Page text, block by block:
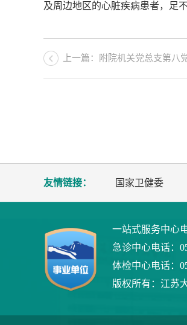
及周边地区的心脏疾病患者，足
上一篇：附院机关党总支第八
友情链接： 国家卫健委
一站式服务中心
急诊中心电话：
体检中心电话：
版权所有： 江苏